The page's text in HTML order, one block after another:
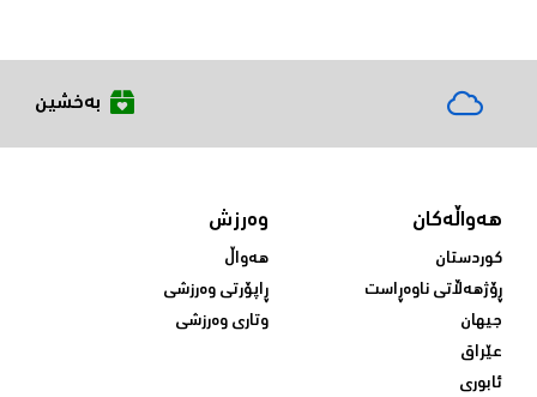
بەخشین
هەواڵەکان
کوردستان
ڕۆژهەڵاتی ناوەڕاست
جیهان
عێراق
ئابوری
وەرزش
هەواڵ
ڕاپۆرتی وەرزشی
وتاری وەرزشی